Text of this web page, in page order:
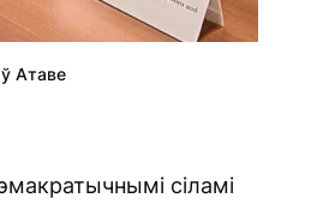
Атаве
сіламі